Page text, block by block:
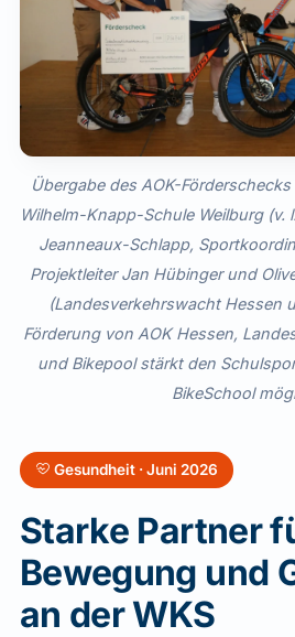
Übergabe des AOK-
Wilhelm-Knapp-Schule Weilburg (v.
Jeanneaux-Schlapp,
Projektleiter Jan Hübinger und
(Landesverkehrswacht Hessen
Förderung von AOK Hessen,
und Bikepool stärkt den
BikeSchool
Gesundheit · Juni 2026
Starke Partner
Bewegung und
an der WKS